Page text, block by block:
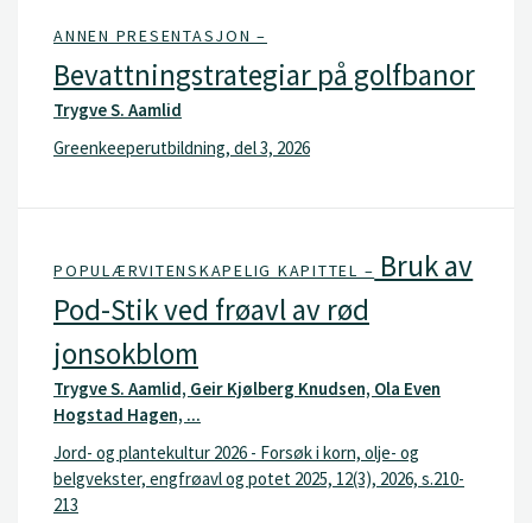
ANNEN PRESENTASJON –
Bevattningstrategiar på golfbanor
Trygve S. Aamlid
Greenkeeperutbildning, del 3, 2026
POPULÆRVITENSKAPELIG KAPITTEL – Bruk av
Pod-Stik ved frøavl av rød
jonsokblom
Trygve S. Aamlid, Geir Kjølberg Knudsen, Ola Even
Hogstad Hagen, ...
Jord- og plantekultur 2026 - Forsøk i korn, olje- og
belgvekster, engfrøavl og potet 2025, 12(3), 2026, s.210-
213